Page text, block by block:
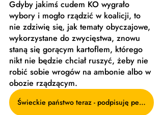
Gdyby jakimś cudem KO wygrało
wybory i mogło rządzić w koalicji, to
nie zdziwię się, jak tematy obyczajowe,
wykorzystane do zwycięstwa, znowu
staną się gorącym kartoflem, którego
nikt nie będzie chciał ruszyć, żeby nie
robić sobie wrogów na ambonie albo w
obozie rządzącym.
Świeckie państwo teraz - podpisuję petycję!